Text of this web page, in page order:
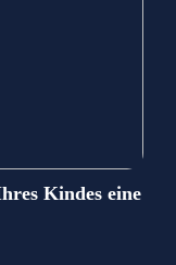
Kindes eine